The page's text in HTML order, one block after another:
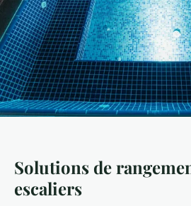
Solutions de
escaliers